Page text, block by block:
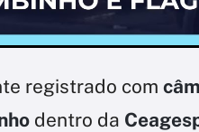
registrado com
dentro da